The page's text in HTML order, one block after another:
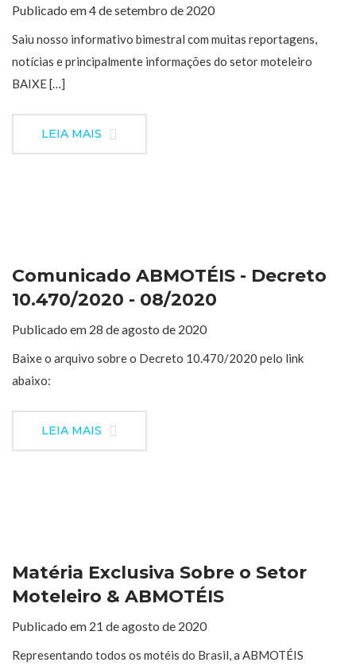
Publicado em 4 de setembro de 2020
Saiu nosso informativo bimestral com muitas reportagens,
notícias e principalmente informações do setor moteleiro
BAIXE […]
LEIA MAIS
Comunicado ABMOTÉIS - Decreto
10.470/2020 - 08/2020
Publicado em 28 de agosto de 2020
Baixe o arquivo sobre o Decreto 10.470/2020 pelo link
abaixo:
LEIA MAIS
Matéria Exclusiva Sobre o Setor
Moteleiro & ABMOTÉIS
Publicado em 21 de agosto de 2020
Representando todos os motéis do Brasil, a ABMOTÉIS